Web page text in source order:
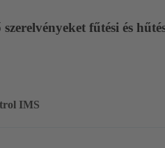
fűtési és
IMS